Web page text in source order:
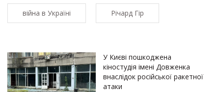
війна в Україні Річард Гір
У Києві пошкоджена
кіностудія імені Довженка
внаслідок російської ракетної
атаки